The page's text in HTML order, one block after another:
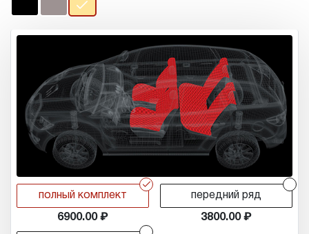
r
полный комплект
6900.00
передний ряд
3800.00